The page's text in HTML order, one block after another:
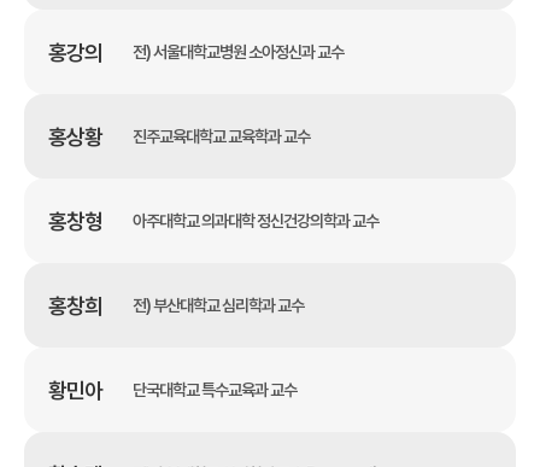
홍강의 전) 서울대학교병원 소아정신과 교수
홍상황 진주교육대학교 교육학과 교수
홍창형 아주대학교 의과대학 정신건강의학과 교수
홍창희 전) 부산대학교 심리학과 교수
황민아 단국대학교 특수교육과 교수